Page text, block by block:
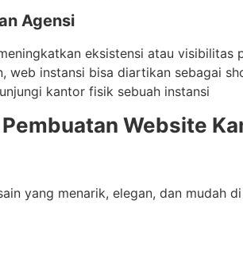
Agensi
eksistensi atau
web instansi bisa diartikan sebagai
kantor fisik sebuah instansi
Website
yang menarik, elegan, dan